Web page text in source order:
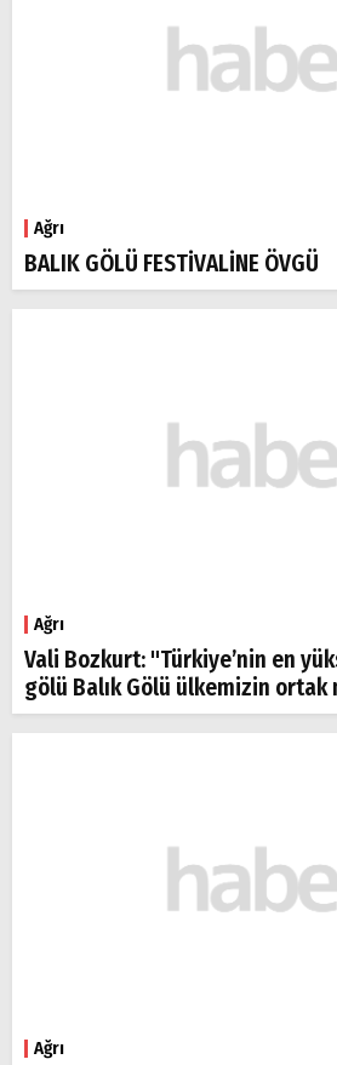
Ağrı
BALIK GÖLÜ FESTİVALİNE ÖVGÜ
Ağrı
Vali Bozkurt: "Türkiye’nin en
gölü Balık Gölü ülkemizin ortak
Ağrı